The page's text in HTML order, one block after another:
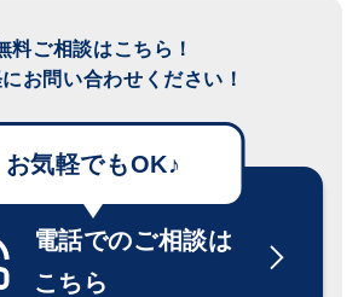
料ご相談はこちら！
お問い合わせください！
電話でのご相談は
こちら